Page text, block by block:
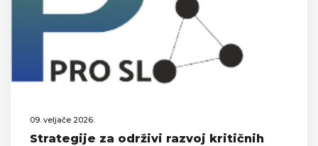
09. veljače 2026.
Strategije za održivi razvoj kritičnih